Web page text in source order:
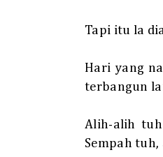
Tapi itu la
Hari yang
terbangun
Alih-alih
Sempah